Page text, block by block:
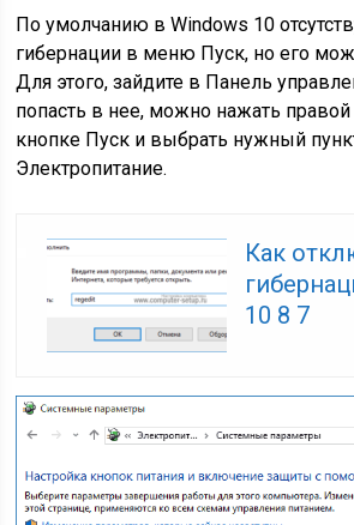
По умолчанию в Windows 10
гибернации в меню Пуск, но его
Для этого, зайдите в Панель
попасть в нее, можно нажать
кнопке Пуск и выбрать нужный
Электропитание.
Как
10 8 7